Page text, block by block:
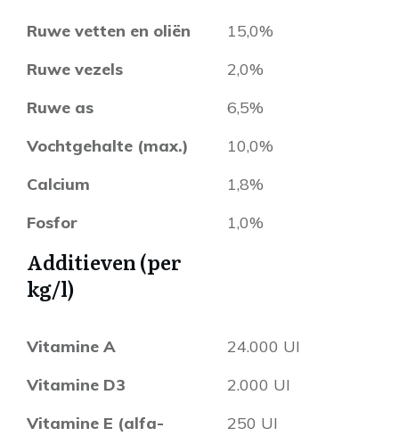
Ruwe vetten en oliën
15,0%
Ruwe vezels
2,0%
Ruwe as
6,5%
Vochtgehalte (max.)
10,0%
Calcium
1,8%
Fosfor
1,0%
Additieven (per
kg/l)
Vitamine A
24.000 UI
Vitamine D3
2.000 UI
Vitamine E (alfa-
250 UI